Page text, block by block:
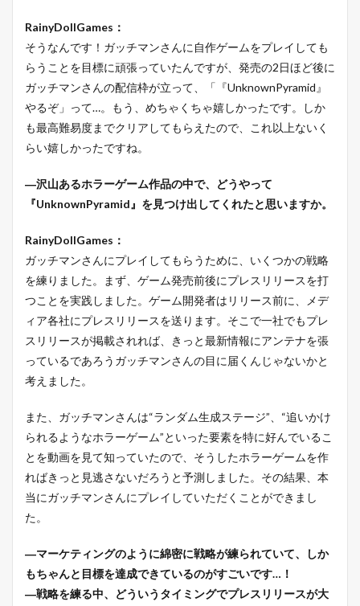
RainyDollGames：
そうなんです！ガッチマンさんに自作ゲームをプレイしても
らうことを目標に頑張っていたんですが、発売の2日ほど後に
ガッチマンさんの配信枠が立って、「『UnknownPyramid』
やるぞ」って…。もう、めちゃくちゃ嬉しかったです。しか
も最高難易度までクリアしてもらえたので、これ以上ないく
らい嬉しかったですね。
―沢山あるホラーゲーム作品の中で、どうやって
『UnknownPyramid』を見つけ出してくれたと思いますか。
RainyDollGames：
ガッチマンさんにプレイしてもらうために、いくつかの戦略
を練りました。まず、ゲーム発売前後にプレスリリースを打
つことを実践しました。ゲーム開発者はリリース前に、メデ
ィア各社にプレスリリースを送ります。そこで一社でもプレ
スリリースが掲載されれば、きっと最新情報にアンテナを張
っているであろうガッチマンさんの目に届くんじゃないかと
考えました。
また、ガッチマンさんは“ランダム生成ステージ”、“追いかけ
られるようなホラーゲーム”といった要素を特に好んでいるこ
とを動画を見て知っていたので、そうしたホラーゲームを作
ればきっと見逃さないだろうと予測しました。その結果、本
当にガッチマンさんにプレイしていただくことができまし
た。
―マーケティングのように綿密に戦略が練られていて、しか
もちゃんと目標を達成できているのがすごいです…！
―戦略を練る中、どういうタイミングでプレスリリースが大